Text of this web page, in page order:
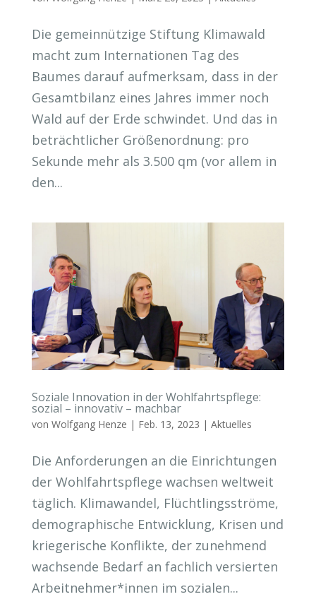
Die gemeinnützige Stiftung Klimawald
macht zum Internationen Tag des
Baumes darauf aufmerksam, dass in der
Gesamtbilanz eines Jahres immer noch
Wald auf der Erde schwindet. Und das in
beträchtlicher Größenordnung: pro
Sekunde mehr als 3.500 qm (vor allem in
den...
Soziale Innovation in der Wohlfahrtspflege:
sozial – innovativ – machbar
von Wolfgang Henze | Feb. 13, 2023 | Aktuelles
Die Anforderungen an die Einrichtungen
der Wohlfahrtspflege wachsen weltweit
täglich. Klimawandel, Flüchtlingsströme,
demographische Entwicklung, Krisen und
kriegerische Konflikte, der zunehmend
wachsende Bedarf an fachlich versierten
Arbeitnehmer*innen im sozialen...